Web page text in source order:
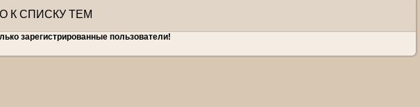
К СПИСКУ ТЕМ
зарегистрированные пользователи!